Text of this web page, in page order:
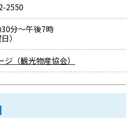
2550
分～午後7時
）
ジ（観光物産協会）